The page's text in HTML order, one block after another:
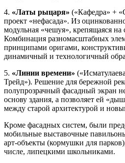
4. «Латы рыцаря» («Кафедра» +
проект «нефасада». Из
модульная «чешуя», крепящаяся на
Комбинация разномасштабных
принципами оригами,
динамичный и технологичный
5. «Линии времени»
Трейд»). Решение для бережной
полупрозрачный фасадный экран
основу здания, а позволяет ей
между старой архитектурой и
Кроме фасадных систем, были
мобильные выставочные
арт-объекты (кормушки для
числе, липецкими школьниками.